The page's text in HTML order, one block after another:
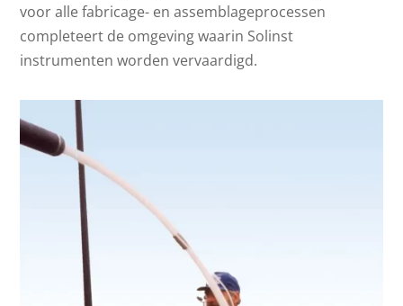
voor alle fabricage- en assemblageprocessen
completeert de omgeving waarin Solinst
instrumenten worden vervaardigd.